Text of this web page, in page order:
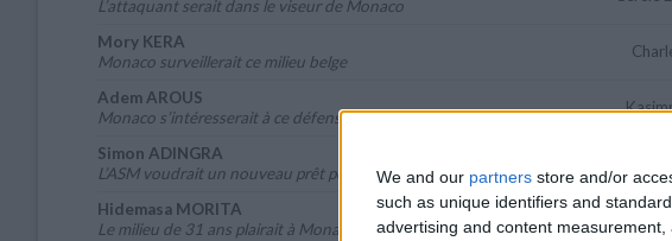
We and our partners store and/or
such as unique identifiers and
advertising and content
L’attaquant serait dans le viseur de Monaco
Mory KERA
Monaco surveillerait ce milieu belge
Adem AROUS
Monaco s’intéresserait à ce défenseur tunisien
Simon ADINGRA
L’ASM voudrait un nouveau prêt pour Adingra
Hidemasa MORITA
Le milieu de 31 ans plairait à Monaco